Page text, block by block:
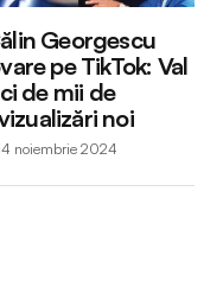
Georgescu
pe TikTok: Val
de mii de
noi
noiembrie 2024